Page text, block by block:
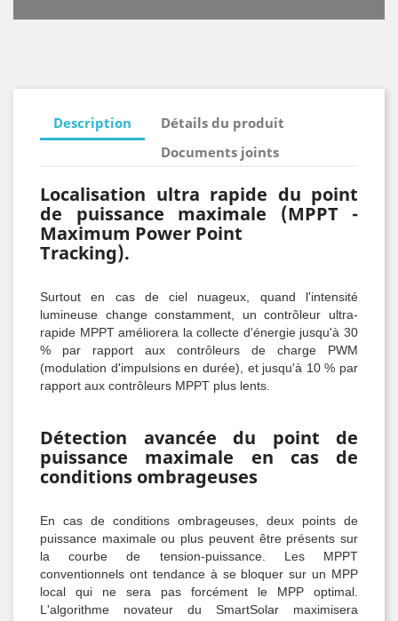
Description
Détails du produit
Documents joints
Localisation ultra rapide du point
de puissance maximale (MPPT -
Maximum Power Point
Tracking).
Surtout en cas de ciel nuageux, quand l'intensité
lumineuse change constamment, un contrôleur ultra-
rapide MPPT améliorera la collecte d'énergie jusqu'à 30
% par rapport aux contrôleurs de charge PWM
(modulation d'impulsions en durée), et jusqu'à 10 % par
rapport aux contrôleurs MPPT plus lents.
Détection avancée du point de
puissance maximale en cas de
conditions ombrageuses
En cas de conditions ombrageuses, deux points de
puissance maximale ou plus peuvent être présents sur
la courbe de tension-puissance. Les MPPT
conventionnels ont tendance à se bloquer sur un MPP
local qui ne sera pas forcément le MPP optimal.
L'algorithme novateur du SmartSolar maximisera